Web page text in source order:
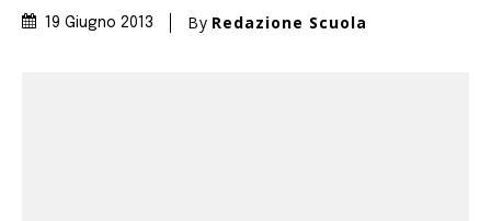
19 Giugno 2013 By Redazione Scuola